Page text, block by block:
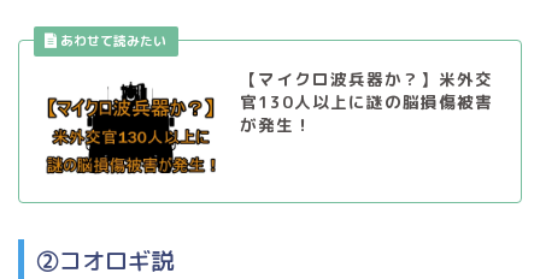
【マイクロ波兵器か？】米外交
官130人以上に謎の脳損傷被害
が発生！
②コオロギ説